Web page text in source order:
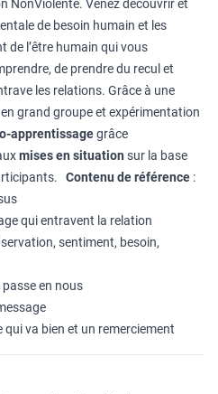
NonViolente. Venez découvrir et
de besoin humain et les
de l’être humain qui vous
de prendre du recul et
les relations. Grâce à une
grand groupe et expérimentation
apprentissagegrâce
mises en situation sur la base
Contenu de référence :
qui entravent la relation
sentiment, besoin,
en nous
qui va bien et un remerciement